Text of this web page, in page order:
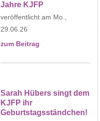
Jahre KJFP
Mo.,
29.06.26
zum Beitrag
Sarah Hübers singt dem
KJFP ihr
Geburtstagsständchen!